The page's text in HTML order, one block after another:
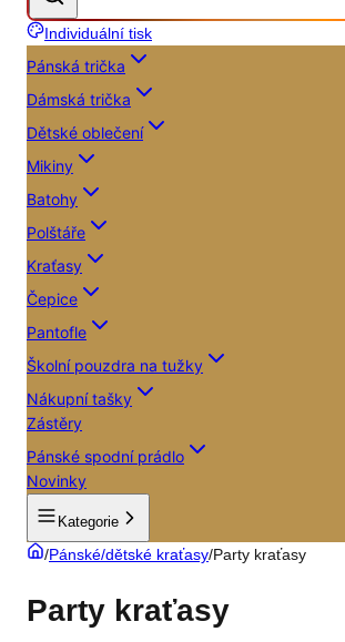
Individuální tisk
Pánská trička
Dámská trička
Dětské oblečení
Mikiny
Batohy
Polštáře
Kraťasy
Čepice
Pantofle
Školní pouzdra na tužky
Nákupní tašky
Zástěry
Pánské spodní prádlo
Novinky
Kategorie
/Pánské/dětské kraťasy/Party kraťasy
Party kraťasy